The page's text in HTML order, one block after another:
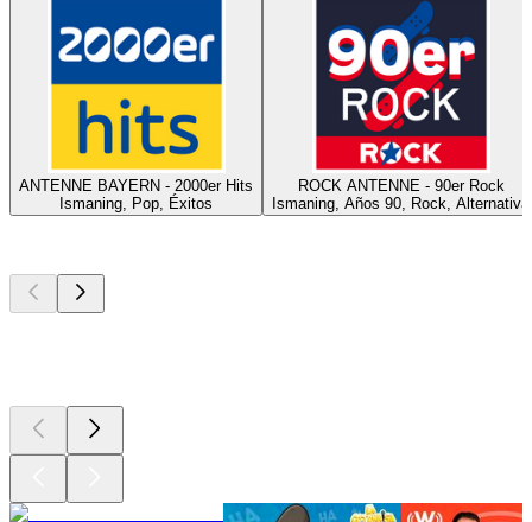
ANTENNE BAYERN - 2000er Hits
Ismaning, Pop, Éxitos
ROCK ANTENNE - 90er Rock
Ismaning, Años 90, Rock, Alternativa